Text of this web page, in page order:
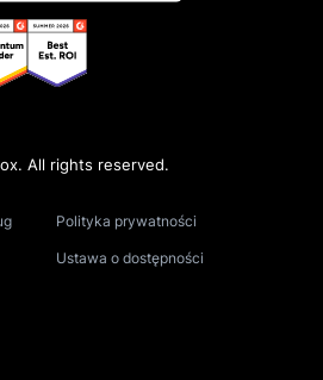
All rights reserved.
Polityka prywatności
Ustawa o dostępności